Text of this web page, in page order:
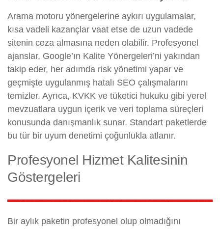
Arama motoru yönergelerine aykırı uygulamalar,
kısa vadeli kazançlar vaat etse de uzun vadede
sitenin ceza almasına neden olabilir. Profesyonel
ajanslar, Google’ın Kalite Yönergeleri’ni yakından
takip eder, her adımda risk yönetimi yapar ve
geçmişte uygulanmış hatalı SEO çalışmalarını
temizler. Ayrıca, KVKK ve tüketici hukuku gibi yerel
mevzuatlara uygun içerik ve veri toplama süreçleri
konusunda danışmanlık sunar. Standart paketlerde
bu tür bir uyum denetimi çoğunlukla atlanır.
Profesyonel Hizmet Kalitesinin
Göstergeleri
Bir aylık paketin profesyonel olup olmadığını